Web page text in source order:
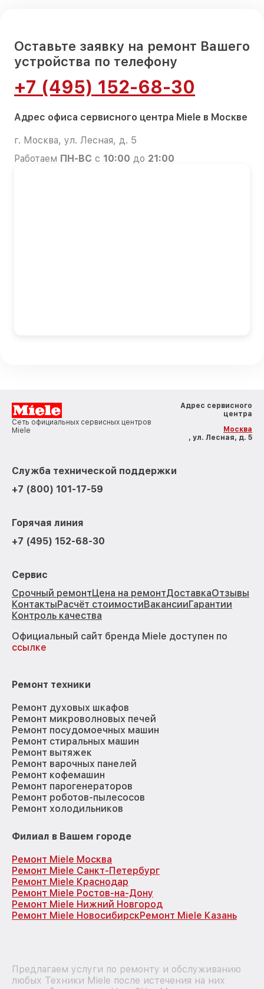
Оставьте заявку на ремонт Вашего
устройства по телефону
+7 (495) 152-68-30
Адрес офиса сервисного центра Miele в Москве
г. Москва, ул. Лесная, д. 5
Работаем ПН-ВС с 10:00 до 21:00
Сеть официальных сервисных центров
Miele
Адрес сервисного
центра
Москва
, ул. Лесная, д. 5
Служба технической поддержки
+7 (800) 101-17-59
Горячая линия
+7 (495) 152-68-30
Сервис
Срочный ремонтЦена на ремонтДоставкаОтзывы
КонтактыРасчёт стоимостиВакансииГарантии
Контроль качества
Официальный сайт бренда Miele доступен по
ссылке
Ремонт техники
Ремонт духовых шкафов
Ремонт микроволновых печей
Ремонт посудомоечных машин
Ремонт стиральных машин
Ремонт вытяжек
Ремонт варочных панелей
Ремонт кофемашин
Ремонт парогенераторов
Ремонт роботов-пылесосов
Ремонт холодильников
Филиал в Вашем городе
Ремонт Miele Москва
Ремонт Miele Санкт-Петербург
Ремонт Miele Краснодар
Ремонт Miele Ростов-на-Дону
Ремонт Miele Нижний Новгород
Ремонт Miele НовосибирскРемонт Miele Казань
Предлагаем услуги по ремонту и обслуживанию
любых Техники Miele после истечения на них